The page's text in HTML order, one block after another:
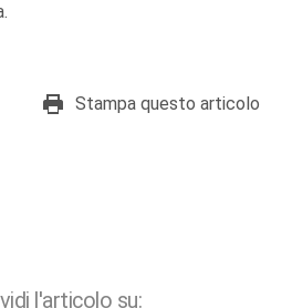
Stampa questo articolo
l'articolo su: